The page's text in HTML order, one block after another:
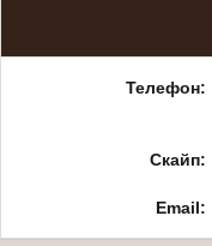
Телефон:
Скайп:
Email: